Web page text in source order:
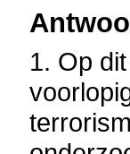
1. Op